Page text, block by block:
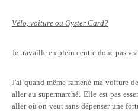
Vélo, voiture ou Oyster Card?
Je travaille en plein centre donc pas
J'ai quand même ramené ma voiture
aller au supermarché. Elle est pas
aller où on veut sans dépenser une